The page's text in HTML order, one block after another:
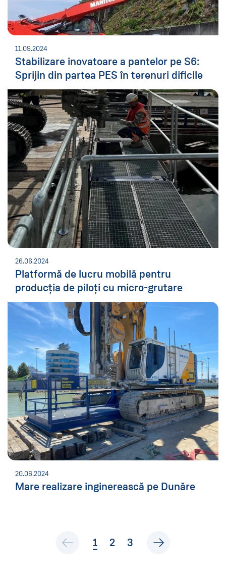
11.09.2024
Stabilizare inovatoare a pantelor pe S6:
Sprijin din partea PES în terenuri dificile
26.06.2024
Platformă de lucru mobilă pentru
producția de piloți cu micro-grutare
20.06.2024
Mare realizare inginerească pe Dunăre
1curentă
2 3